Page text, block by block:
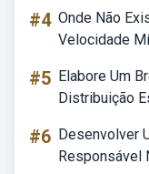
#4 Onde Não
Velocidade
#5 Elabore Um
Distribuição
#6 Desenvolver
Responsável